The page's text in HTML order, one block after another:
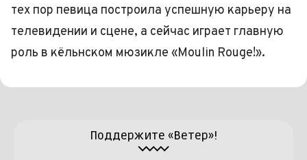
тех пор певица построила успешную карьеру на
телевидении и сцене, а сейчас играет главную
роль в кёльнском мюзикле «Moulin Rouge!».
Поддержите «Ветер»!